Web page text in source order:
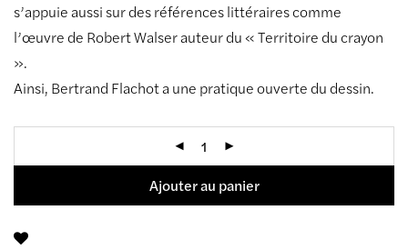
s’appuie aussi sur des références littéraires comme
l’œuvre de Robert Walser auteur du « Territoire du crayon
».
Ainsi, Bertrand Flachot a une pratique ouverte du dessin.
Ajouter au panier